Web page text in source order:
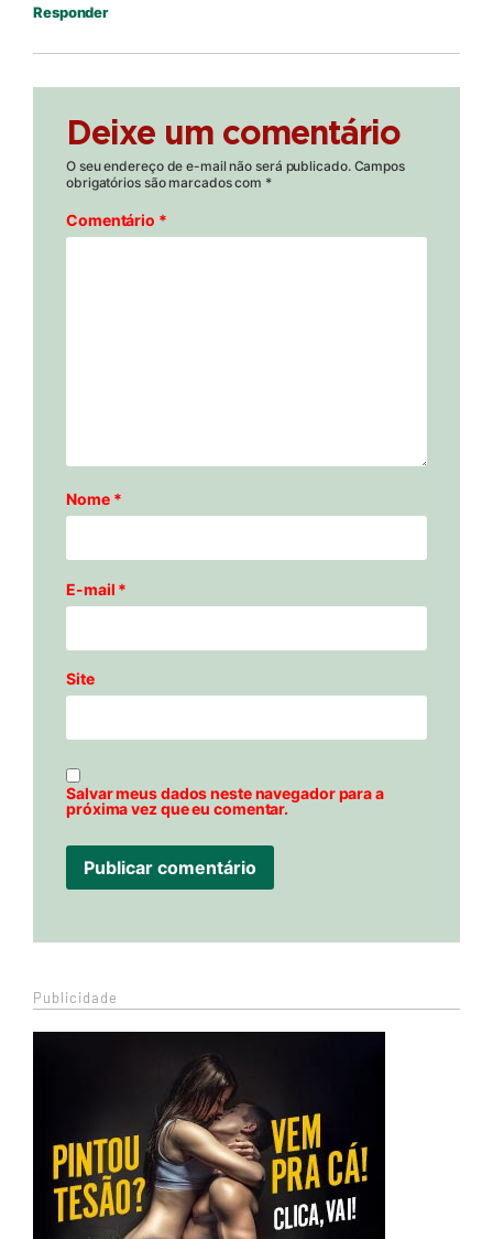
Responder
Deixe um comentário
O seu endereço de e-mail não será publicado. Campos
obrigatórios são marcados com *
Comentário *
Nome *
E-mail *
Site
Salvar meus dados neste navegador para a
próxima vez que eu comentar.
Publicidade